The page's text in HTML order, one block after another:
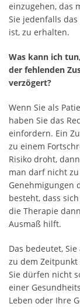
einzugehen, das
Sie jedenfalls
ist, zu erhalten.
Was kann ich
der fehlenden
verzögert?
Wenn Sie als
haben Sie das
einfordern. Ein
zu einem
Risiko droht,
man darf nicht
Genehmigungen
besteht, dass
die Therapie
Ausmaß hilft.
Das bedeutet,
zu dem Zeitpunkt
Sie dürfen nicht
einer
Leben oder Ihre